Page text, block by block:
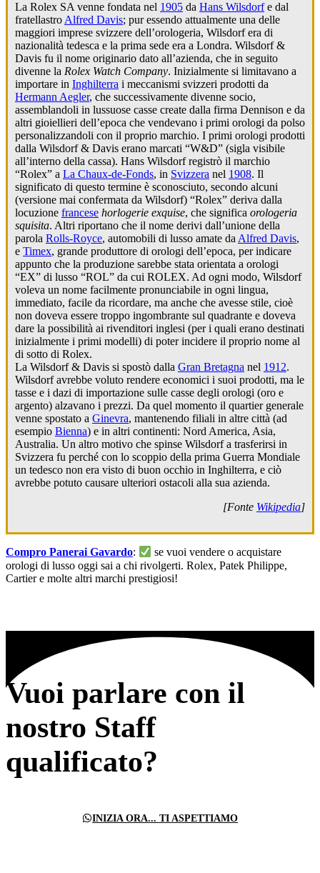
La Rolex SA venne fondata nel 1905 da Hans Wilsdorfe dal
fratellastro Alfred Davis; pur essendo attualmente una delle
maggiori imprese svizzere dell’orologeria, Wilsdorf era di
nazionalità tedesca e la prima sede era a Londra. Wilsdorf &
Davis fu il nome originario dato all’azienda, che in seguito
divenne la Rolex Watch Company. Inizialmente si limitavano a
importare in Inghilterra i meccanismi svizzeri prodotti da
Hermann Aegler, che successivamente divenne socio,
assemblandoli in lussuose casse create dalla firma Dennison e da
altri gioiellieri dell’epoca che vendevano i primi orologi da polso
personalizzandoli con il proprio marchio. I primi orologi prodotti
dalla Wilsdorf & Davis erano marcati “W&D” (sigla visibile
all’interno della cassa). Hans Wilsdorf registrò il marchio
“Rolex” a La Chaux-de-Fonds, in Svizzera nel 1908. Il
significato di questo termine è sconosciuto, secondo alcuni
(versione mai confermata da Wilsdorf) “Rolex” deriva dalla
locuzione francese horlogerie exquise, che significa orologeria
squisita. Altri riportano che il nome derivi dall’unione della
parola Rolls-Royce, automobili di lusso amate da Alfred Davis,
e Timex, grande produttore di orologi dell’epoca, per indicare
appunto che la produzione sarebbe stata orientata a orologi
“EX” di lusso “ROL” da cui ROLEX. Ad ogni modo, Wilsdorf
voleva un nome facilmente pronunciabile in ogni lingua,
immediato, facile da ricordare, ma anche che avesse stile, cioè
non doveva essere troppo ingombrante sul quadrante e doveva
dare la possibilità ai rivenditori inglesi (per i quali erano destinati
inizialmente i primi modelli) di poter incidere il proprio nome al
di sotto di Rolex.
La Wilsdorf & Davis si spostò dalla Gran Bretagna nel 1912.
Wilsdorf avrebbe voluto rendere economici i suoi prodotti, ma le
tasse e i dazi di importazione sulle casse degli orologi (oro e
argento) alzavano i prezzi. Da quel momento il quartier generale
venne spostato a Ginevra, mantenendo filiali in altre città (ad
esempio Bienna) e in altri continenti: Nord America, Asia,
Australia. Un altro motivo che spinse Wilsdorf a trasferirsi in
Svizzera fu perché con lo scoppio della prima Guerra Mondiale
un tedesco non era visto di buon occhio in Inghilterra, e ciò
avrebbe potuto causare ulteriori ostacoli alla sua azienda.
[Fonte Wikipedia]
Compro Panerai Gavardo:
se vuoi vendere o acquistare
orologi di lusso oggi sai a chi rivolgerti. Rolex, Patek Philippe,
Cartier e molte altri marchi prestigiosi!
Vuoi parlare con il
nostro Staff
qualificato?
INIZIA ORA... TI ASPETTIAMO